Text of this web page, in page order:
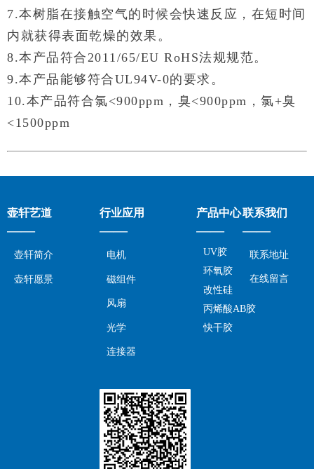
7.本树脂在接触空气的时候会快速反应，在短时间
内就获得表面乾燥的效果。
8.本产品符合2011/65/EU RoHS法规规范。
9.本产品能够符合UL94V-0的要求。
10.本产品符合氯<900ppm，臭<900ppm，氯+臭
<1500ppm
壶轩艺道
——
壶轩简介
壶轩愿景
行业应用
——
电机
磁组件
风扇
光学
连接器
产品中心
——
UV胶
环氧胶
改性硅
丙烯酸AB胶
快干胶
联系我们
——
联系地址
在线留言